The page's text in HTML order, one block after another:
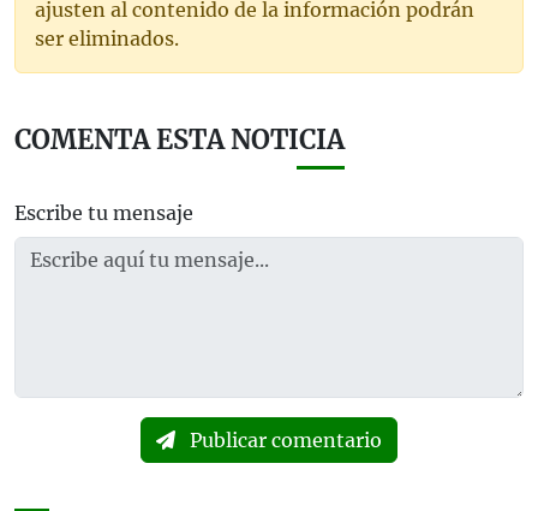
ajusten al contenido de la información podrán
ser eliminados.
COMENTA ESTA NOTICIA
Escribe tu mensaje
Publicar comentario